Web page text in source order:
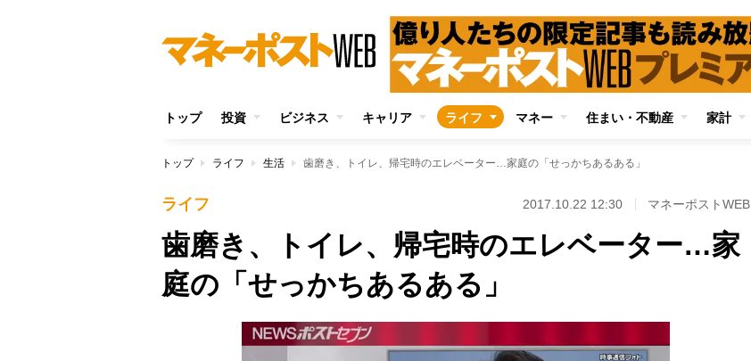
トップ 投資 ビジネス キャリア ライフ マネー 住まい・不動産 家計
トップ ライフ 生活 歯磨き、トイレ、帰宅時のエレベーター…家庭の「せっかちあるある」
ライフ 2017.10.22 12:30 マネーポストWEB
歯磨き、トイレ、帰宅時のエレベーター…家
庭の「せっかちあるある」